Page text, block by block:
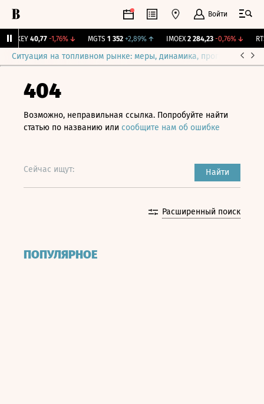
Войти
OKEY 40,77 -1,76%↓ MGTS 1 352 +2,89%↑ IMOEX 2 284,23 -0,76%↓ RTSI
Ситуация на топливном рынке: меры, динамика, прогнозы
404
Возможно, неправильная ссылка. Попробуйте найти
статью по названию или сообщите нам об ошибке
Сейчас ищут: Найти
Расширенный поиск
ПОПУЛЯРНОЕ